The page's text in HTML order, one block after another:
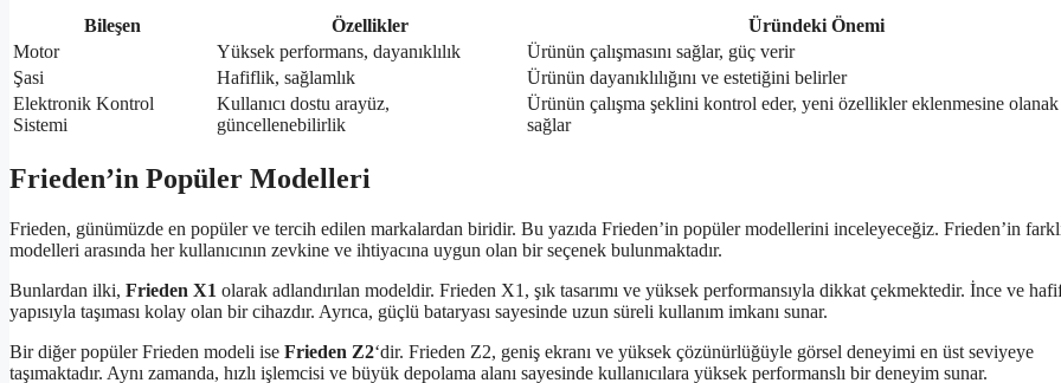
Bileşen Özellikler
Üründeki Önemi
Motor
Yüksek performans, dayanıklılık
Ürünün çalışmasını sağlar, güç verir
Şasi
Hafiflik, sağlamlık
Ürünün dayanıklılığını ve estetiğini belirler
Elektronik Kontrol
Sistemi
Kullanıcı dostu arayüz,
güncellenebilirlik
Ürünün çalışma şeklini kontrol eder, yeni özellikler eklenmesine olanak
sağlar
Frieden’in Popüler Modelleri
Frieden, günümüzde en popüler ve tercih edilen markalardan biridir. Bu yazıda Frieden’in popüler modellerini inceleyeceğiz. Frieden’in
modelleri arasında her kullanıcının zevkine ve ihtiyacına uygun olan bir seçenek bulunmaktadır.
Bunlardan ilki, Frieden X1 olarak adlandırılan modeldir. Frieden X1, şık tasarımı ve yüksek performansıyla dikkat çekmektedir. İnce ve
yapısıyla taşıması kolay olan bir cihazdır. Ayrıca, güçlü bataryası sayesinde uzun süreli kullanım imkanı sunar.
Bir diğer popüler Frieden modeli ise Frieden Z2‘dir. Frieden Z2, geniş ekranı ve yüksek çözünürlüğüyle görsel deneyimi en üst seviyeye
taşımaktadır. Aynı zamanda, hızlı işlemcisi ve büyük depolama alanı sayesinde kullanıcılara yüksek performanslı bir deneyim sunar.